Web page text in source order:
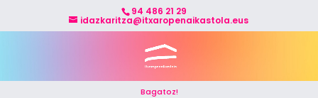
94 486 21 29
idazkaritza@itxaropenaikastola.eus
Bagatoz!